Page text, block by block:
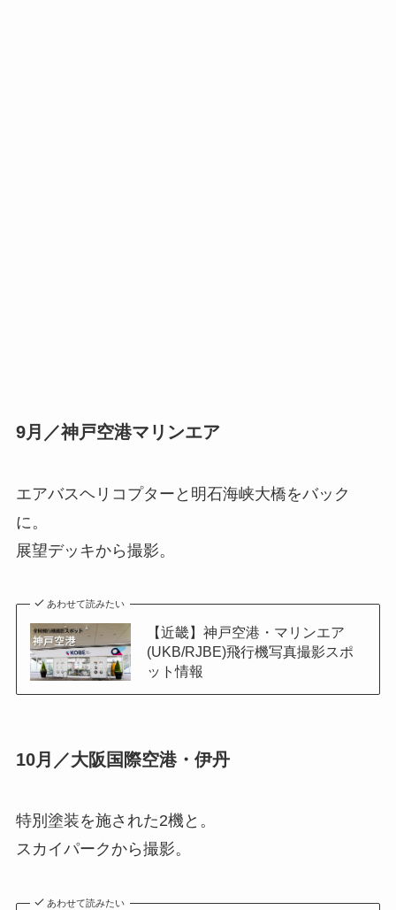
9月／神戸空港マリンエア
エアバスヘリコプターと明石海峡大橋をバック
に。
展望デッキから撮影。
あわせて読みたい
【近畿】神戸空港・マリンエア
(UKB/RJBE)飛行機写真撮影スポ
ット情報
10月／大阪国際空港・伊丹
特別塗装を施された2機と。
スカイパークから撮影。
あわせて読みたい